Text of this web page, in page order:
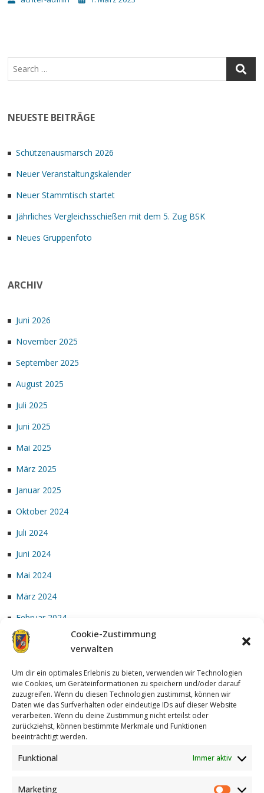
Cookie-Zustimmung
verwalten
Um dir ein optimales Erlebnis zu bieten, verwenden wir Technologien
wie Cookies, um Geräteinformationen zu speichern und/oder darauf
zuzugreifen. Wenn du diesen Technologien zustimmst, können wir
Daten wie das Surfverhalten oder eindeutige IDs auf dieser Website
verarbeiten. Wenn du deine Zustimmung nicht erteilst oder
zurückziehst, können bestimmte Merkmale und Funktionen
beeinträchtigt werden.
Funktional Immer aktiv
Marketing
NEUESTE BEITRÄGE
Schützenausmarsch 2026
Neuer Veranstaltungskalender
Neuer Stammtisch startet
Jährliches Vergleichsschießen mit dem 5. Zug BSK
Neues Gruppenfoto
ARCHIV
Juni 2026
November 2025
September 2025
August 2025
Juli 2025
Juni 2025
Mai 2025
März 2025
Januar 2025
Oktober 2024
Juli 2024
Juni 2024
Mai 2024
März 2024
Februar 2024
Januar 2024
Achterzug| Designed by: